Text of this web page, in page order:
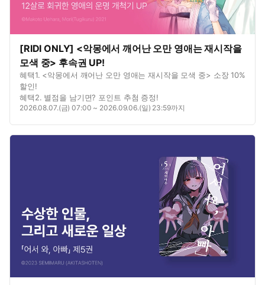
[RIDI ONLY] <악몽에서 깨어난 오만 영애는 재시작을
모색 중> 후속권 UP!
혜택1. <악몽에서 깨어난 오만 영애는 재시작을 모색 중> 소장 10%
할인!
혜택2. 별점을 남기면? 포인트 추첨 증정!
2026.08.07.(금) 07:00 ~ 2026.09.06.(일) 23:59까지